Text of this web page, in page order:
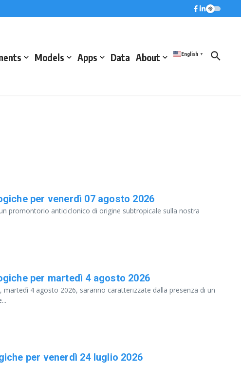
Models Apps Data About English ▼
per venerdì 07 agosto 2026
promontorio anticiclonico di origine subtropicale sulla nostra
per martedì 4 agosto 2026
4 agosto 2026, saranno caratterizzate dalla presenza di un
per venerdì 24 luglio 2026